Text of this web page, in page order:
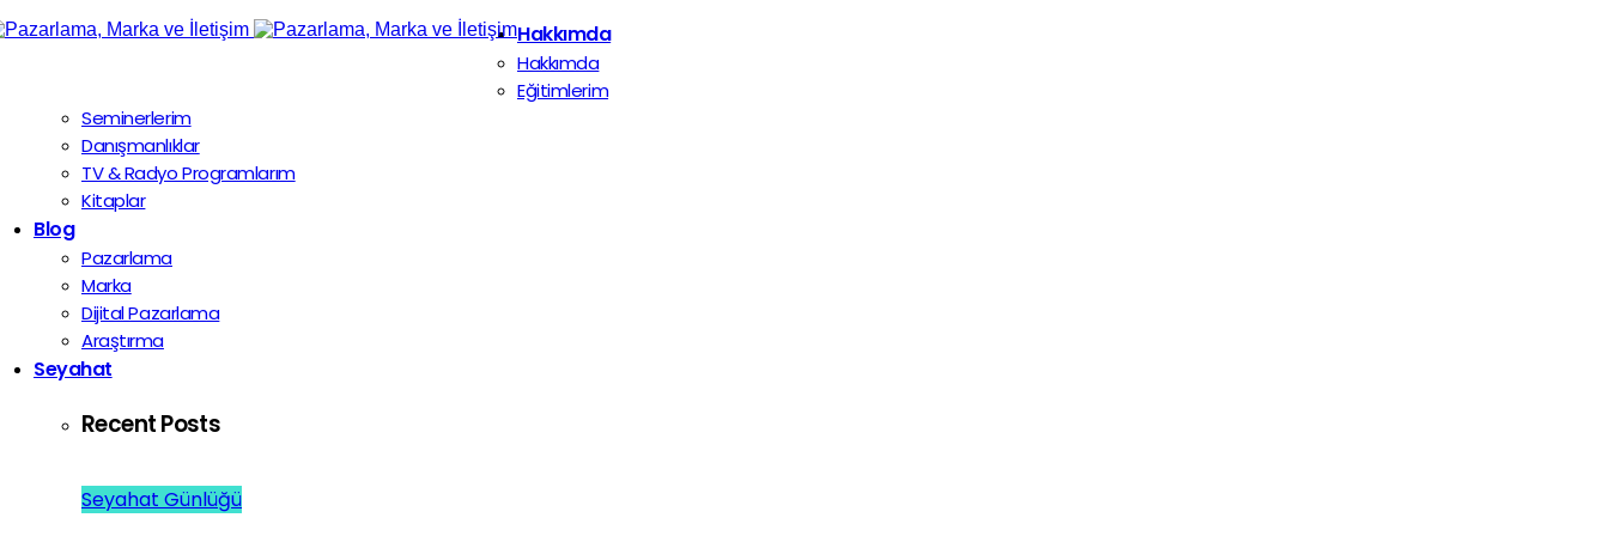
Hakkımda
Hakkımda
Eğitimlerim
Seminerlerim
Danışmanlıklar
TV & Radyo Programlarım
Kitaplar
Blog
Pazarlama
Marka
Dijital Pazarlama
Araştırma
Seyahat
Recent Posts
Seyahat Günlüğü